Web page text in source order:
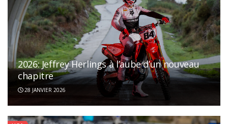
2026: Jeffrey Herlings à l’aube d’un nouveau
chapitre
28 JANVIER 2026